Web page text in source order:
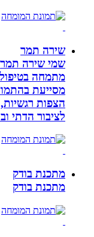
שירה תמר
שמי שירה תמר,
מסייעת
הצפות רגשיות,
לציבור הדתי
מתכנת בודק
מתכנת בודק